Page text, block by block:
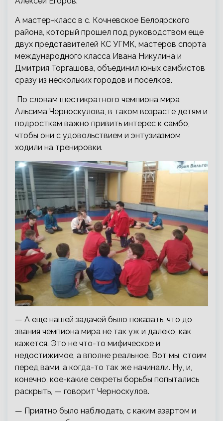
А мастер-класс в с. Кочневское Белоярского
района, который прошел под руководством еще
двух представителей КС УГМК, мастеров спорта
международного класса Ивана Никулина и
Дмитрия Торгашова, объединил юных самбистов
сразу из нескольких городов и поселков.
По словам шестикратного чемпиона мира
Альсима Черноскулова, в таком возрасте детям и
подросткам важно привить интерес к самбо,
чтобы они с удовольствием и энтузиазмом
ходили на тренировки.
— А еще нашей задачей было показать, что до
звания чемпиона мира не так уж и далеко, как
кажется. Это не что-то мифическое и
недостижимое, а вполне реальное. Вот мы, стоим
перед вами, а когда-то так же начинали. Ну, и,
конечно, кое-какие секреты борьбы попытались
раскрыть, — говорит Черноскулов.
— Приятно было наблюдать, с каким азартом и